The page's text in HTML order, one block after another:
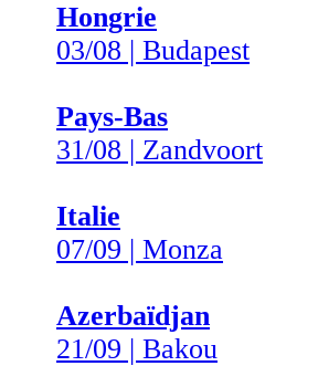
Hongrie
03/08 | Budapest
Pays-Bas
31/08 | Zandvoort
Italie
07/09 | Monza
Azerbaïdjan
21/09 | Bakou